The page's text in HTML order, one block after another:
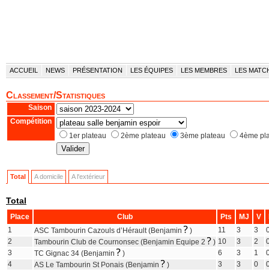
ACCUEIL NEWS PRÉSENTATION LES ÉQUIPES LES MEMBRES LES
Classement/Statistiques
Saison
Compétition
1er plateau
2ème plateau 3ème plateau 4ème
Total A domicile A l'extérieur
Total
Place Club Pts MJ V
1
ASC Tambourin Cazouls d’Hérault (Benjamin ) 11 3 3
2
Tambourin Club de Cournonsec (Benjamin Equipe 2 ) 10 3 2
3
TC Gignac 34 (Benjamin ) 6 3 1
4
AS Le Tambourin St Ponais (Benjamin ) 3 3 0